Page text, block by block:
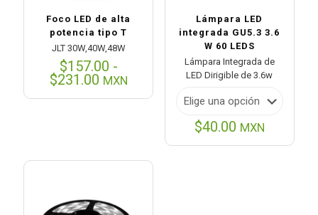
Foco LED de alta
potencia tipo T
JLT 30W,40W,48W
$157.00 -
$231.00Rango
$231.00
MXN
Lámpara LED
integrada GU5.3 3.6
W 60 LEDS
Lámpara Integrada de
LED Dirigible de 3.6w
$40.00 MXN